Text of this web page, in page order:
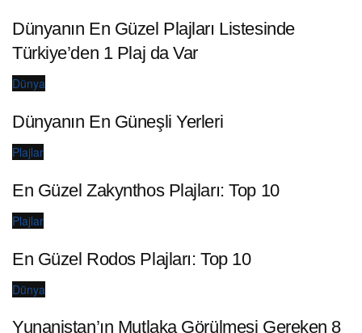
Dünyanın En Güzel Plajları Listesinde
Türkiye’den 1 Plaj da Var
Dünya
Dünyanın En Güneşli Yerleri
Plajlar
En Güzel Zakynthos Plajları: Top 10
Plajlar
En Güzel Rodos Plajları: Top 10
Dünya
Yunanistan’ın Mutlaka Görülmesi Gereken 8